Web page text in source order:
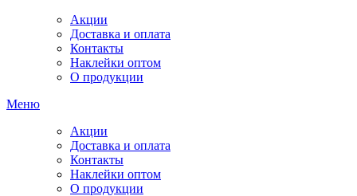
Акции
Доставка и оплата
Контакты
Наклейки оптом
О продукции
Меню
Акции
Доставка и оплата
Контакты
Наклейки оптом
О продукции